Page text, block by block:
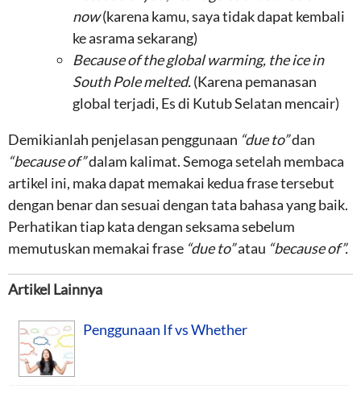
now(karena kamu, saya tidak dapat kembali
ke asrama sekarang)
Because oftheglobal warming, the ice in
South Pole melted.(Karena pemanasan
global terjadi, Es di Kutub Selatan mencair)
Demikianlah penjelasan penggunaan “due to”dan
“because of”dalam kalimat. Semoga setelah membaca
artikel ini, maka dapat memakai kedua frase tersebut
dengan benar dan sesuai dengan tata bahasa yang baik.
Perhatikan tiap kata dengan seksama sebelum
memutuskan memakai frase “due to”atau “because of”.
Artikel Lainnya
Penggunaan If vs Whether